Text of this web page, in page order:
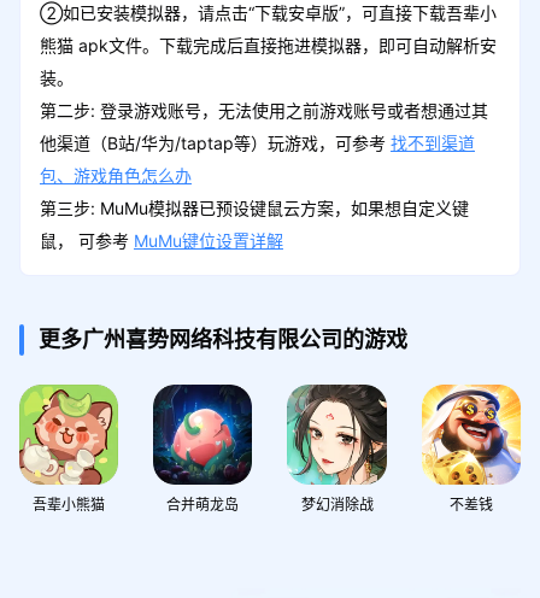
②如已安装模拟器，请点击“下载安卓版”，可直接下载吾辈小
熊猫 apk文件。下载完成后直接拖进模拟器，即可自动解析安
装。
第二步: 登录游戏账号，无法使用之前游戏账号或者想通过其
他渠道（B站/华为/taptap等）玩游戏，可参考 找不到渠道
包、游戏角色怎么办
第三步: MuMu模拟器已预设键鼠云方案，如果想自定义键
鼠， 可参考 MuMu键位设置详解
更多广州喜势网络科技有限公司的游戏
吾辈小熊猫 合并萌龙岛 梦幻消除战 不差钱